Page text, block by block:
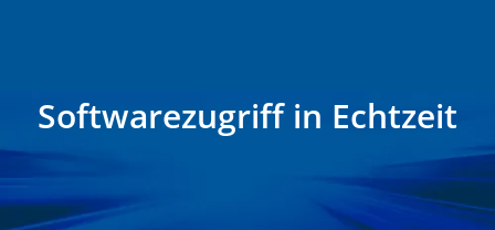
Softwarezugriff in Echtzeit